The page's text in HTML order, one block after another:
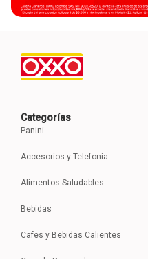
Categorías
Panini
Accesorios y Telefonia
Alimentos Saludables
Bebidas
Cafes y Bebidas Calientes